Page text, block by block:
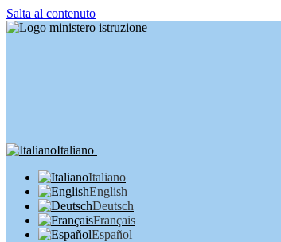
Salta al contenuto
Italiano
Italiano
English
Deutsch
Français
Español